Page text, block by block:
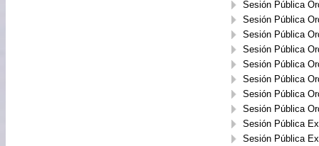
Sesión Pública
Sesión Pública
Sesión Pública
Sesión Pública
Sesión Pública
Sesión Pública
Sesión Pública
Sesión Pública
Sesión Pública
Sesión Pública